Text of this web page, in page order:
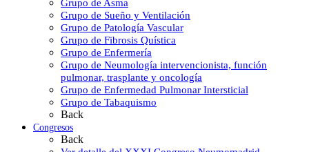
Grupo de Asma
Grupo de Sueño y Ventilación
Grupo de Patología Vascular
Grupo de Fibrosis Quística
Grupo de Enfermería
Grupo de Neumología intervencionista, función
pulmonar, trasplante y oncología
Grupo de Enfermedad Pulmonar Intersticial
Grupo de Tabaquismo
Back
Congresos
Back